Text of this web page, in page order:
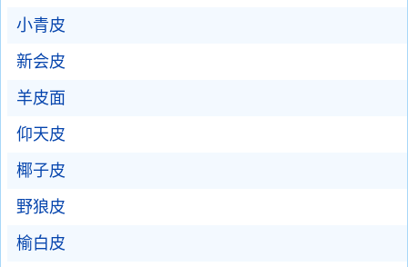
小青皮
新会皮
羊皮面
仰天皮
椰子皮
野狼皮
榆白皮